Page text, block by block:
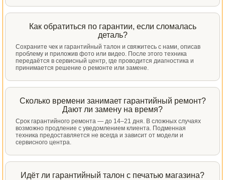
Как обратиться по гарантии, если сломалась
деталь?
Сохраните чек и гарантийный талон и свяжитесь с нами, описав
проблему и приложив фото или видео. После этого техника
передаётся в сервисный центр, где проводится диагностика и
принимается решение о ремонте или замене.
Сколько времени занимает гарантийный ремонт?
Дают ли замену на время?
Срок гарантийного ремонта — до 14–21 дня. В сложных случаях
возможно продление с уведомлением клиента. Подменная
техника предоставляется не всегда и зависит от модели и
сервисного центра.
Идёт ли гарантийный талон с печатью магазина?